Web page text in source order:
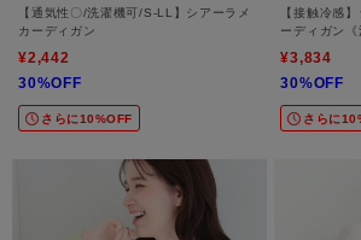
【通気性〇/洗濯機可/S-LL】シアーラメ
カーディガン
¥2,442
30%OFF
さらに10%OFF
【接触冷感
ーディガン《
¥3,834
30%OFF
さらに